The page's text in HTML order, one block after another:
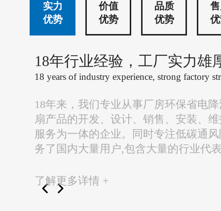
实力
优势
价值
优势
品质
优势
18年行业经验，工厂实力雄
18 years of industry experience, strong factory
18年来，我们专业从事厂房环保省电
扇产品的开发、设计、销售、安装、
服务为一体的企业。同时专注低碳通
务了国内大量用户,包含大量的行业代
了解更多详情 +